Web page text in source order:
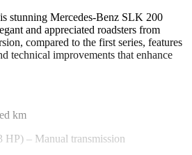
stunning Mercedes-Benz SLK 200
and appreciated roadsters from
compared to the first series, features
technical improvements that enhance
km
HP) – Manual transmission